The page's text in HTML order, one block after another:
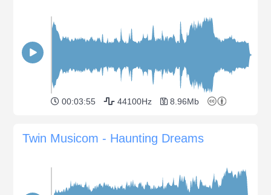
00:03:55 44100Hz 8.96Mb
Twin Musicom - Haunting Dreams